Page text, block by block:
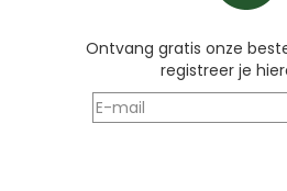
Ontvang gratis onze
registreer je